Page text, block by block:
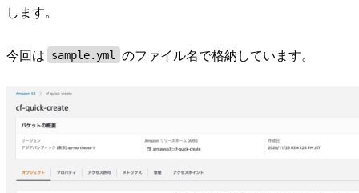
します。
今回は sample.yml のファイル名で格納しています。